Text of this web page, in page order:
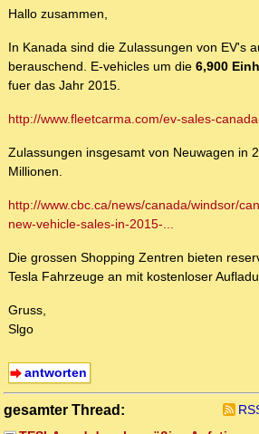
Hallo zusammen,
In Kanada sind die Zulassungen von EV's
berauschend. E-vehicles um die 6,900
fuer das Jahr 2015.
http://www.fleetcarma.com/ev-sales-
Zulassungen insgesamt von Neuwagen in
Millionen.
http://www.cbc.ca/news/canada/windsor/
new-vehicle-sales-in-2015-...
Die grossen Shopping Zentren bieten
Tesla Fahrzeuge an mit kostenloser
Gruss,
Slgo
antworten
gesamter Thread: